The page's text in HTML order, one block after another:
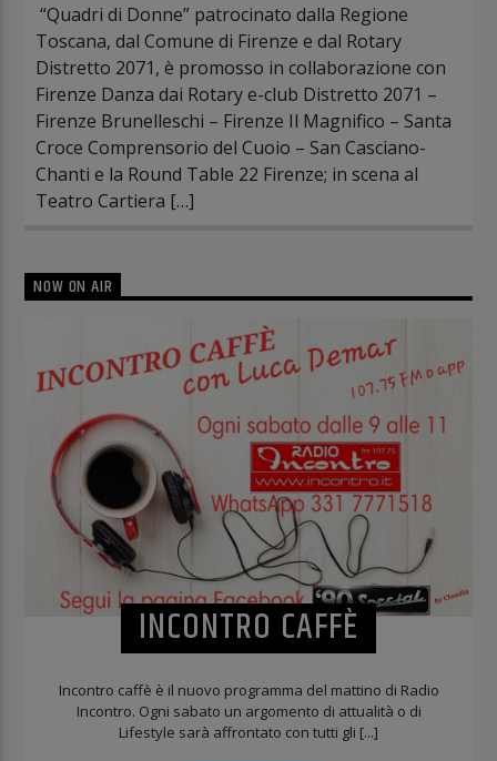
“Quadri di Donne” patrocinato dalla Regione
Toscana, dal Comune di Firenze e dal Rotary
Distretto 2071, è promosso in collaborazione con
Firenze Danza dai Rotary e-club Distretto 2071 –
Firenze Brunelleschi – Firenze Il Magnifico – Santa
Croce Comprensorio del Cuoio – San Casciano-
Chanti e la Round Table 22 Firenze; in scena al
Teatro Cartiera […]
NOW ON AIR
INCONTRO CAFFÈ
Incontro caffè è il nuovo programma del mattino di Radio
Incontro. Ogni sabato un argomento di attualità o di
Lifestyle sarà affrontato con tutti gli [...]